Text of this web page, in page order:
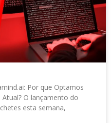
Por que Optamos
O lançamento do
esta semana,